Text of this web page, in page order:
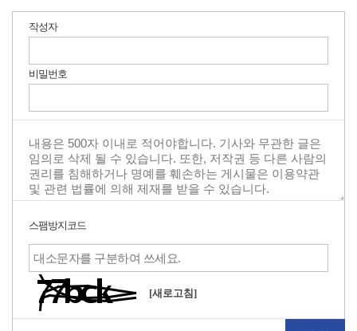
작성자
비밀번호
스팸방지코드
[새로고침]